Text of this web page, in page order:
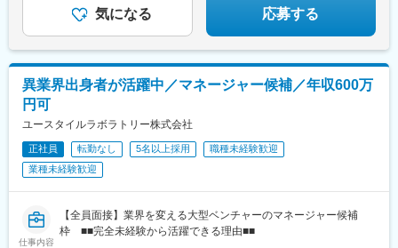
駅、小倉駅(福岡県)
気になる 応募する
異業界出身者が活躍中／マネージャー候補／年収600万
円可
ユースタイルラボラトリー株式会社
正社員 転勤なし 5名以上採用
職種未経験歓迎
業種未経験歓迎
仕事内容
【全員面接】業界を変える大型ベンチャーのマネージャー候補
枠 ■■完全未経験から活躍できる理由■■